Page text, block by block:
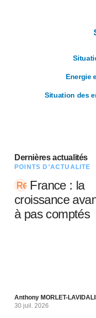
Energie
Situation des
Dernières actualités
POINTS D’ACTUALITÉ
France : la
croissance
à pas comptés
Anthony MORLET-
30 juil. 2026